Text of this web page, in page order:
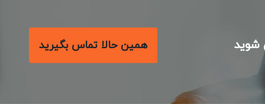
همین حالا تماس بگیرید